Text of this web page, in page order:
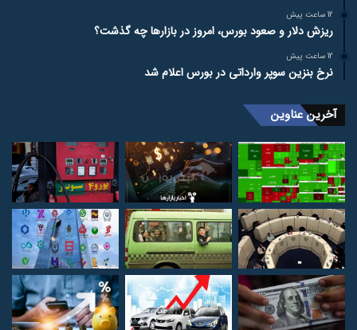
12 ساعت پیش
ریزش دلار و صعود بورس، امروز در بازارها چه گذشت؟
12 ساعت پیش
نرخ بنزین سوپر وارداتی در بورس اعلام شد
آخرین عناوین